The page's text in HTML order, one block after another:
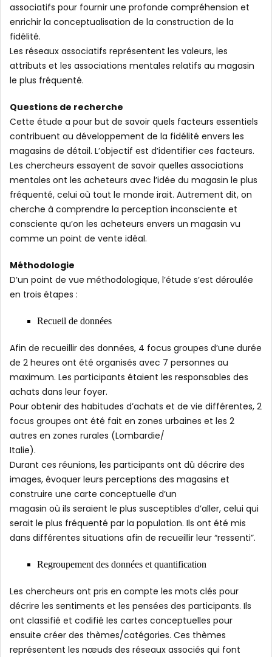
associatifs pour fournir une profonde compréhension et
enrichir la conceptualisation de la construction de la
fidélité.
Les réseaux associatifs représentent les valeurs, les
attributs et les associations mentales relatifs au magasin
le plus fréquenté.
Questions de recherche
Cette étude a pour but de savoir quels facteurs essentiels
contribuent au développement de la fidélité envers les
magasins de détail. L’objectif est d’identifier ces facteurs.
Les chercheurs essayent de savoir quelles associations
mentales ont les acheteurs avec l’idée du magasin le plus
fréquenté, celui où tout le monde irait. Autrement dit, on
cherche à comprendre la perception inconsciente et
consciente qu’on les acheteurs envers un magasin vu
comme un point de vente idéal.
Méthodologie
D’un point de vue méthodologique, l’étude s’est déroulée
en trois étapes :
Recueil de données
Afin de recueillir des données, 4 focus groupes d’une durée
de 2 heures ont été organisés avec 7 personnes au
maximum. Les participants étaient les responsables des
achats dans leur foyer.
Pour obtenir des habitudes d’achats et de vie différentes, 2
focus groupes ont été fait en zones urbaines et les 2
autres en zones rurales (Lombardie/
Italie).
Durant ces réunions, les participants ont dû décrire des
images, évoquer leurs perceptions des magasins et
construire une carte conceptuelle d’un
magasin où ils seraient le plus susceptibles d’aller, celui qui
serait le plus fréquenté par la population. Ils ont été mis
dans différentes situations afin de recueillir leur “ressenti”.
Regroupement des données et quantification
Les chercheurs ont pris en compte les mots clés pour
décrire les sentiments et les pensées des participants. Ils
ont classifié et codifié les cartes conceptuelles pour
ensuite créer des thèmes/catégories. Ces thèmes
représentent les nœuds des réseaux associés qui font